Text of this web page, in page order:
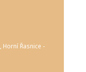
, Horní Řasnice -